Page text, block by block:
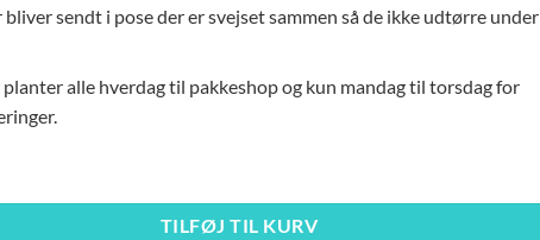
sendt i pose der er svejset sammen så de ikke udtørre under
alle hverdag til pakkeshop og kun mandag til torsdag for
TILFØJ TIL KURV